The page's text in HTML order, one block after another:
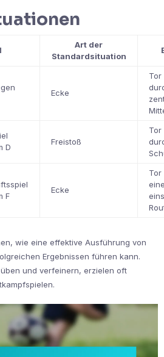
Art der
Standardsituation
Ecke
Tor
D
Freistoß
Tor
F
Ecke
wie eine effektive Ausführung von
Ergebnissen führen kann.
und verfeinern, erzielen oft